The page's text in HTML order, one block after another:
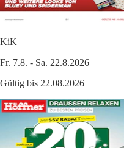
KiK
Fr. 7.8. - Sa. 22.8.2026
Gültig bis 22.08.2026